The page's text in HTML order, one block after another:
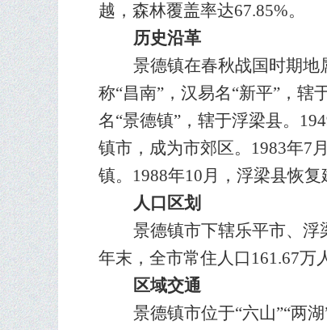
越，森林覆盖率达67.85%。
历史沿革
景德镇在春秋战国时期
称“昌南”，汉易名“新平”，辖
名“景德镇”，辖于浮梁县。
镇市，成为市郊区。1983年7
镇。1988年10月，浮梁县恢
人口区划
景德镇市下辖乐平市、浮
年末，全市常住人口161.67万
区域交通
景德镇市位于“六山”“两